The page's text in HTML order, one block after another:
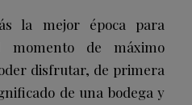
la mejor época para
de máximo
disfrutar, de primera
de una bodega y